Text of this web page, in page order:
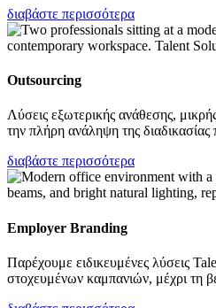
διαβάστε περισσότερα
Outsourcing
Λύσεις εξωτερικής ανάθεσης,
την πλήρη ανάληψη της
διαβάστε περισσότερα
Employer Branding
Παρέχουμε ειδικευμένες λύσεις
στοχευμένων καμπανιών, μέχρι τη